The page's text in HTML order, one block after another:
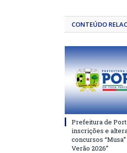
CONTEÚDO
Prefeitura de
inscrições e
concursos
Verão 2026”